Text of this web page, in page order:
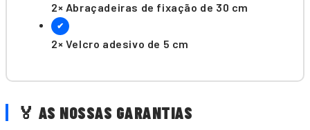
2× Abraçadeiras de fixação de 30 cm
✔
2× Velcro adesivo de 5 cm
🏅 AS NOSSAS GARANTIAS